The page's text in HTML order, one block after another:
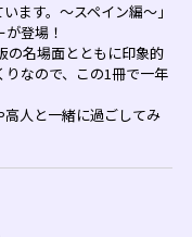
ます。～スペイン編～」
登場！
の名場面とともに印象的
なので、この1冊で一年
人と一緒に過ごしてみ